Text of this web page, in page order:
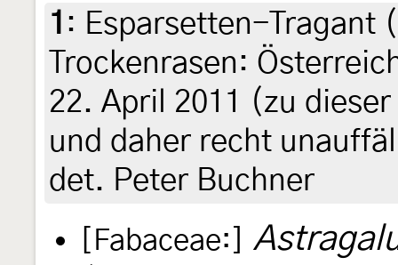
1 : Esparsetten-Tragant (
Trockenrasen:
22. April 2011 (zu
und daher recht
det. Peter Buchner
[Fabaceae:]